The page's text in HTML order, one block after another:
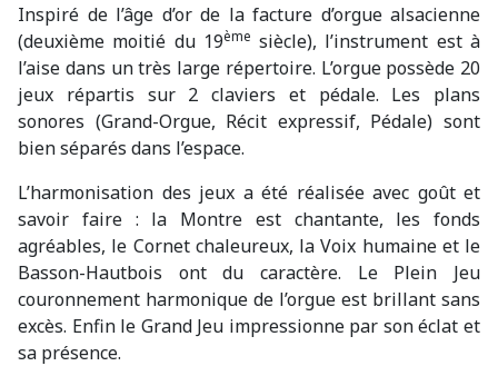
Inspiré de l’âge d’or de la facture d’orgue alsacienne
(deuxième moitié du 19ème siècle), l’instrument est à
l’aise dans un très large répertoire. L’orgue possède 20
jeux répartis sur 2 claviers et pédale. Les plans
sonores (Grand-Orgue, Récit expressif, Pédale) sont
bien séparés dans l’espace.
L’harmonisation des jeux a été réalisée avec goût et
savoir faire : la Montre est chantante, les fonds
agréables, le Cornet chaleureux, la Voix humaine et le
Basson-Hautbois ont du caractère. Le Plein Jeu
couronnement harmonique de l’orgue est brillant sans
excès. Enfin le Grand Jeu impressionne par son éclat et
sa présence.